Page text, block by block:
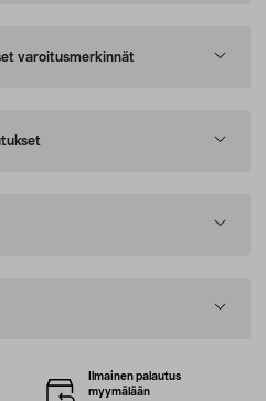
varoitusmerkinnät
Ilmainen palautus
myymälään